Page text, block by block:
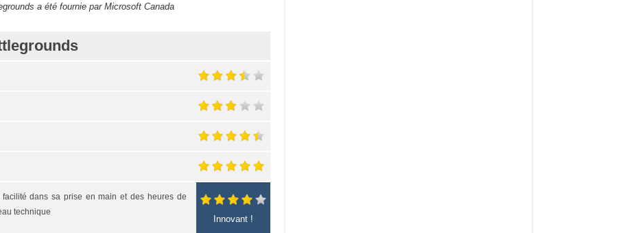
a été fournie par Microsoft Canada
Innovant !
dans sa prise en main et des heures de
technique